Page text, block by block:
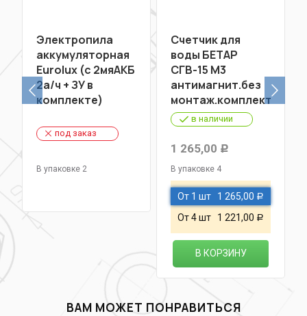
Электропила
аккумуляторная
Eurolux (с 2мяАКБ
2а/ч + ЗУ в
комплекте)
под заказ
В упаковке 2
Счетчик для
воды БЕТАР
СГВ-15 М3
антимагнит.без
монтаж.комплекта
в наличии
1 265,00 Р
В упаковке 4
От 1 шт 1 265,00 Р
От 4 шт 1 221,00 Р
В КОРЗИНУ
ВАМ МОЖЕТ ПОНРАВИТЬСЯ